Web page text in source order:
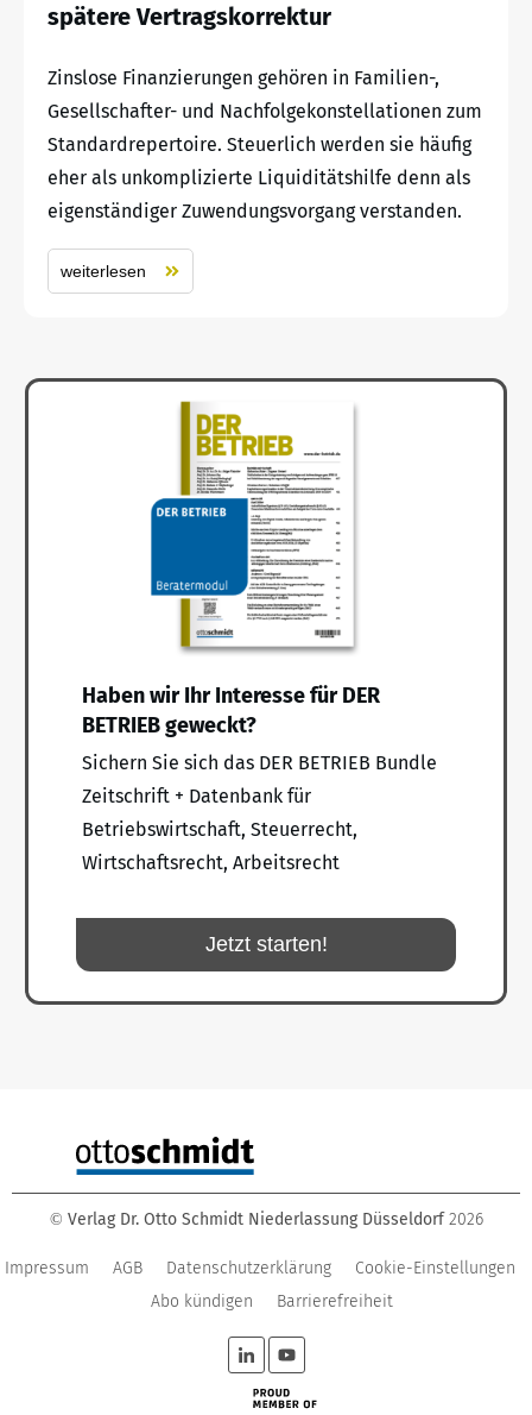
spätere Vertragskorrektur
Zinslose Finanzierungen gehören in Familien-,
Gesellschafter- und Nachfolgekonstellationen zum
Standardrepertoire. Steuerlich werden sie häufig
eher als unkomplizierte Liquiditätshilfe denn als
eigenständiger Zuwendungsvorgang verstanden.
weiterlesen
Haben wir Ihr Interesse für DER
BETRIEB geweckt?
Sichern Sie sich das DER BETRIEB Bundle
Zeitschrift + Datenbank für
Betriebswirtschaft, Steuerrecht,
Wirtschaftsrecht, Arbeitsrecht
Jetzt starten!
© Verlag Dr. Otto Schmidt Niederlassung Düsseldorf 2026
Impressum AGB Datenschutzerklärung
Cookie-Einstellungen
Abo kündigen
Barrierefreiheit